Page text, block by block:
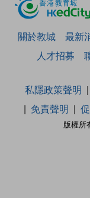
關於教城 最新
人才招募
版權所
私隱政策聲明
免責聲明